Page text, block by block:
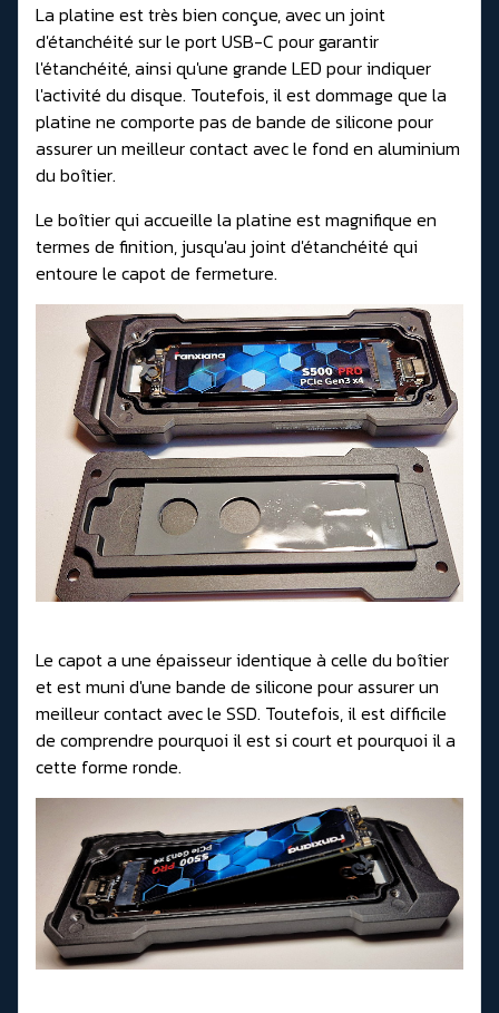
La platine est très bien conçue, avec un joint
d'étanchéité sur le port USB-C pour garantir
l'étanchéité, ainsi qu'une grande LED pour indiquer
l'activité du disque. Toutefois, il est dommage que la
platine ne comporte pas de bande de silicone pour
assurer un meilleur contact avec le fond en aluminium
du boîtier.
Le boîtier qui accueille la platine est magnifique en
termes de finition, jusqu'au joint d'étanchéité qui
entoure le capot de fermeture.
Le capot a une épaisseur identique à celle du boîtier
et est muni d'une bande de silicone pour assurer un
meilleur contact avec le SSD. Toutefois, il est difficile
de comprendre pourquoi il est si court et pourquoi il a
cette forme ronde.